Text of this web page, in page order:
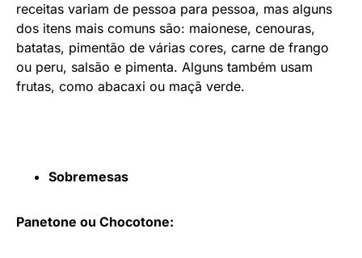
receitas variam de pessoa para pessoa, mas alguns
dos itens mais comuns são: maionese, cenouras,
batatas, pimentão de várias cores, carne de frango
ou peru, salsão e pimenta. Alguns também usam
frutas, como abacaxi ou maçã verde.
Sobremesas
Panetone ou Chocotone: